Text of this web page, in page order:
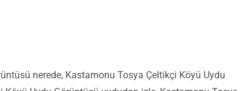
nerede, Kastamonu Tosya Çeltikçi Köyü Uydu